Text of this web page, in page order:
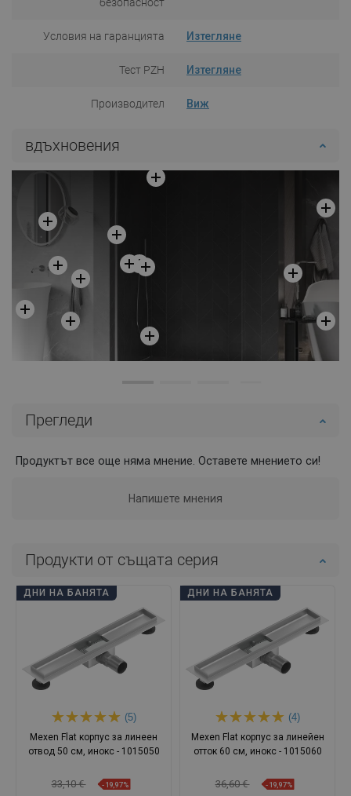
Условия на гаранцията Изтегляне
Тест PZH Изтегляне
Производител Виж
вдъхновения
Прегледи
Продуктът все още няма мнение. Оставете мнението си!
Напишете мнения
Продукти от същата серия
ДНИ НА БАНЯТА
(5)
Mexen Flat корпус за линеен
отвод 50 см, инокс - 1015050
33,10 € -19,97%
ДНИ НА БАНЯТА
(4)
Mexen Flat корпус за линейен
отток 60 см, инокс - 1015060
36,60 € -19,97%